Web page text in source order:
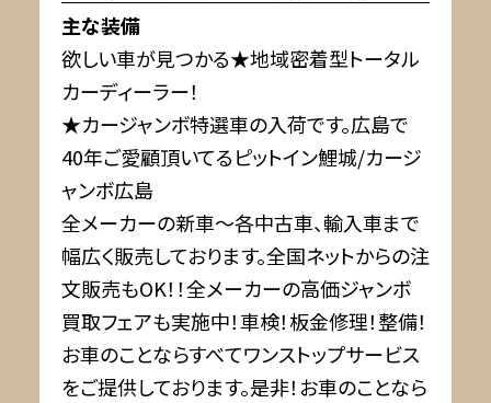
主な装備
欲しい車が見つかる★地域密着型トータル
カーディーラー！
★カージャンボ特選車の入荷です。広島で
40年ご愛顧頂いてるピットイン鯉城/カージ
ャンボ広島
全メーカーの新車～各中古車、輸入車まで
幅広く販売しております。全国ネットからの注
文販売もOK！！全メーカーの高価ジャンボ
買取フェアも実施中！車検！板金修理！整備！
お車のことならすべてワンストップサービス
をご提供しております。是非！お車のことなら